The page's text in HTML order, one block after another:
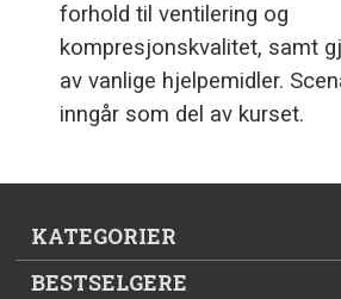
forhold til ventilering og
kompresjonskvalitet, samt
av vanlige hjelpemidler.
inngår som del av kurset.
KATEGORIER
BESTSELGERE